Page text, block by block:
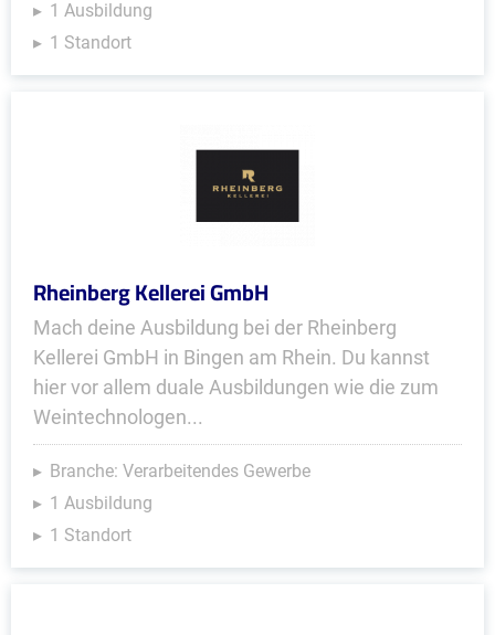
1 Ausbildung
1 Standort
Rheinberg Kellerei GmbH
Mach deine Ausbildung bei der Rheinberg
Kellerei GmbH in Bingen am Rhein. Du kannst
hier vor allem duale Ausbildungen wie die zum
Weintechnologen...
Branche: Verarbeitendes Gewerbe
1 Ausbildung
1 Standort